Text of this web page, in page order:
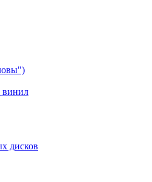
винил
дисков